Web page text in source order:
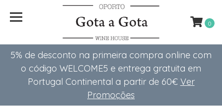
5% de desconto na primeira compra online com
o código WELCOME5 e entrega gratuita em
Portugal Continental a partir de 60€ Ver
Promoções
0